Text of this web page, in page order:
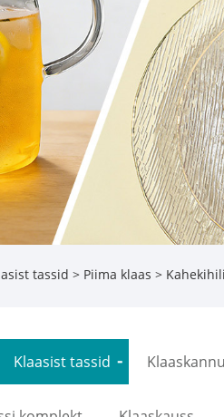
tassid > Piima klaas >
Klaasist tassid